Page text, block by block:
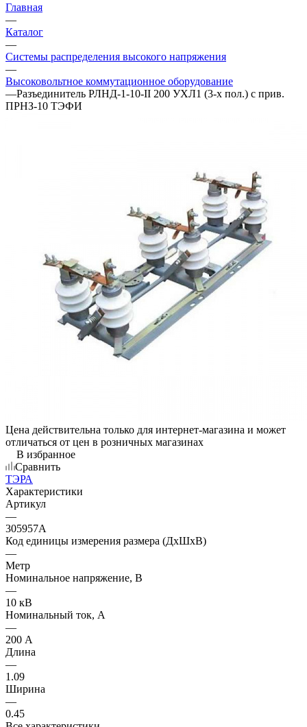
Главная
—
Каталог
—
Системы распределения высокого напряжения
—
Высоковольтное коммутационное оборудование
—Разъединитель РЛНД-1-10-II 200 УХЛ1 (3-х пол.) с прив.
ПРНЗ-10 ТЭФИ
Цена действительна только для интернет-магазина и может
отличаться от цен в розничных магазинах
В избранное
Сравнить
ТЭРА
Характеристики
Артикул
—
305957А
Код единицы измерения размера (ДхШхВ)
—
Метр
Номинальное напряжение, В
—
10 кВ
Номинальный ток, А
—
200 А
Длина
—
1.09
Ширина
—
0.45